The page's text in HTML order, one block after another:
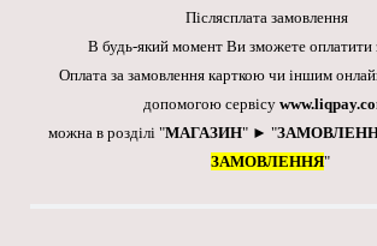
Післясплата замовлення
В будь-який момент Ви зможете оплатити
Оплата за замовлення карткою чи іншим
допомогою сервісу
можна в розділі "МАГАЗИН" ► "
ЗАМОВЛЕННЯ"